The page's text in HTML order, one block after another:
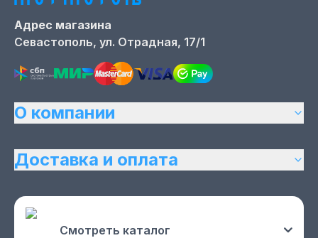
Адрес магазина
Севастополь, ул. Отрадная, 17/1
О компании
Доставка и оплата
Смотреть каталог